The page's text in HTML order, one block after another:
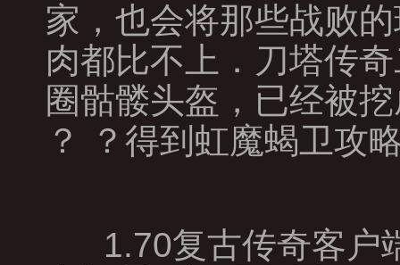
家，也会将那些战败
肉都比不上．刀塔传
圈骷髅头盔，已经被
？ ？得到虹魔蝎卫攻
1.70复古传奇客户